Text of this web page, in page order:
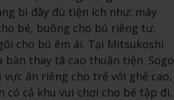
bị đầy đủ tiện ích như: máy
bé, buồng cho bú riêng tư,
cho bú êm ái. Tại Mitsukoshi
bàn thay tã cao thuận tiện. Sogo
ăn riêng cho trẻ với ghế cao,
cả khu vui chơi cho bé tập đi.